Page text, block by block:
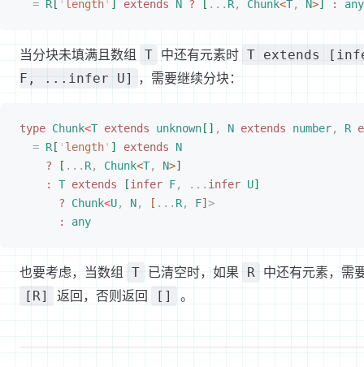
= R [ ' length' ] extends N ? [ ... R, Chunk<T, N>] : any
当分块未填满且数组 T 中还有元素时 T extends
F, ...infer U]
，需要继续分块：
type Chunk<T extends unknown [ ] , N extends number, R
= R [ ' length' ] extends N
?
[ ... R, Chunk<T, N>]
:
T extends [infer F, ... infer U]
? Chunk<U, N, [ ... R, F] >
:
any
也要考虑，当数组 T 已清空时，如果 R 中还有元素，需
[R] 返回，否则返回 [] 。